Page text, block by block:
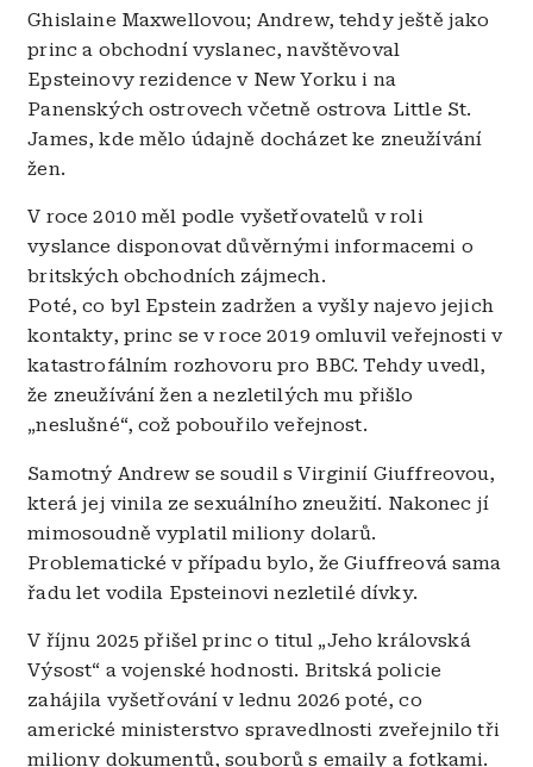
Ghislaine Maxwellovou; Andrew, tehdy ještě jako
princ a obchodní vyslanec, navštěvoval
Epsteinovy rezidence v New Yorku i na
Panenských ostrovech včetně ostrova Little St.
James, kde mělo údajně docházet ke zneužívání
žen.
V roce 2010 měl podle vyšetřovatelů v roli
vyslance disponovat důvěrnými informacemi o
britských obchodních zájmech.
Poté, co byl Epstein zadržen a vyšly najevo jejich
kontakty, princ se v roce 2019 omluvil veřejnosti v
katastrofálním rozhovoru pro BBC. Tehdy uvedl,
že zneužívání žen a nezletilých mu přišlo
„neslušné“, což pobouřilo veřejnost.
Samotný Andrew se soudil s Virginií Giuffreovou,
která jej vinila ze sexuálního zneužití. Nakonec jí
mimosoudně vyplatil miliony dolarů.
Problematické v případu bylo, že Giuffreová sama
řadu let vodila Epsteinovi nezletilé dívky.
V říjnu 2025 přišel princ o titul „Jeho královská
Výsost“ a vojenské hodnosti. Britská policie
zahájila vyšetřování v lednu 2026 poté, co
americké ministerstvo spravedlnosti zveřejnilo tři
miliony dokumentů, souborů s emaily a fotkami.